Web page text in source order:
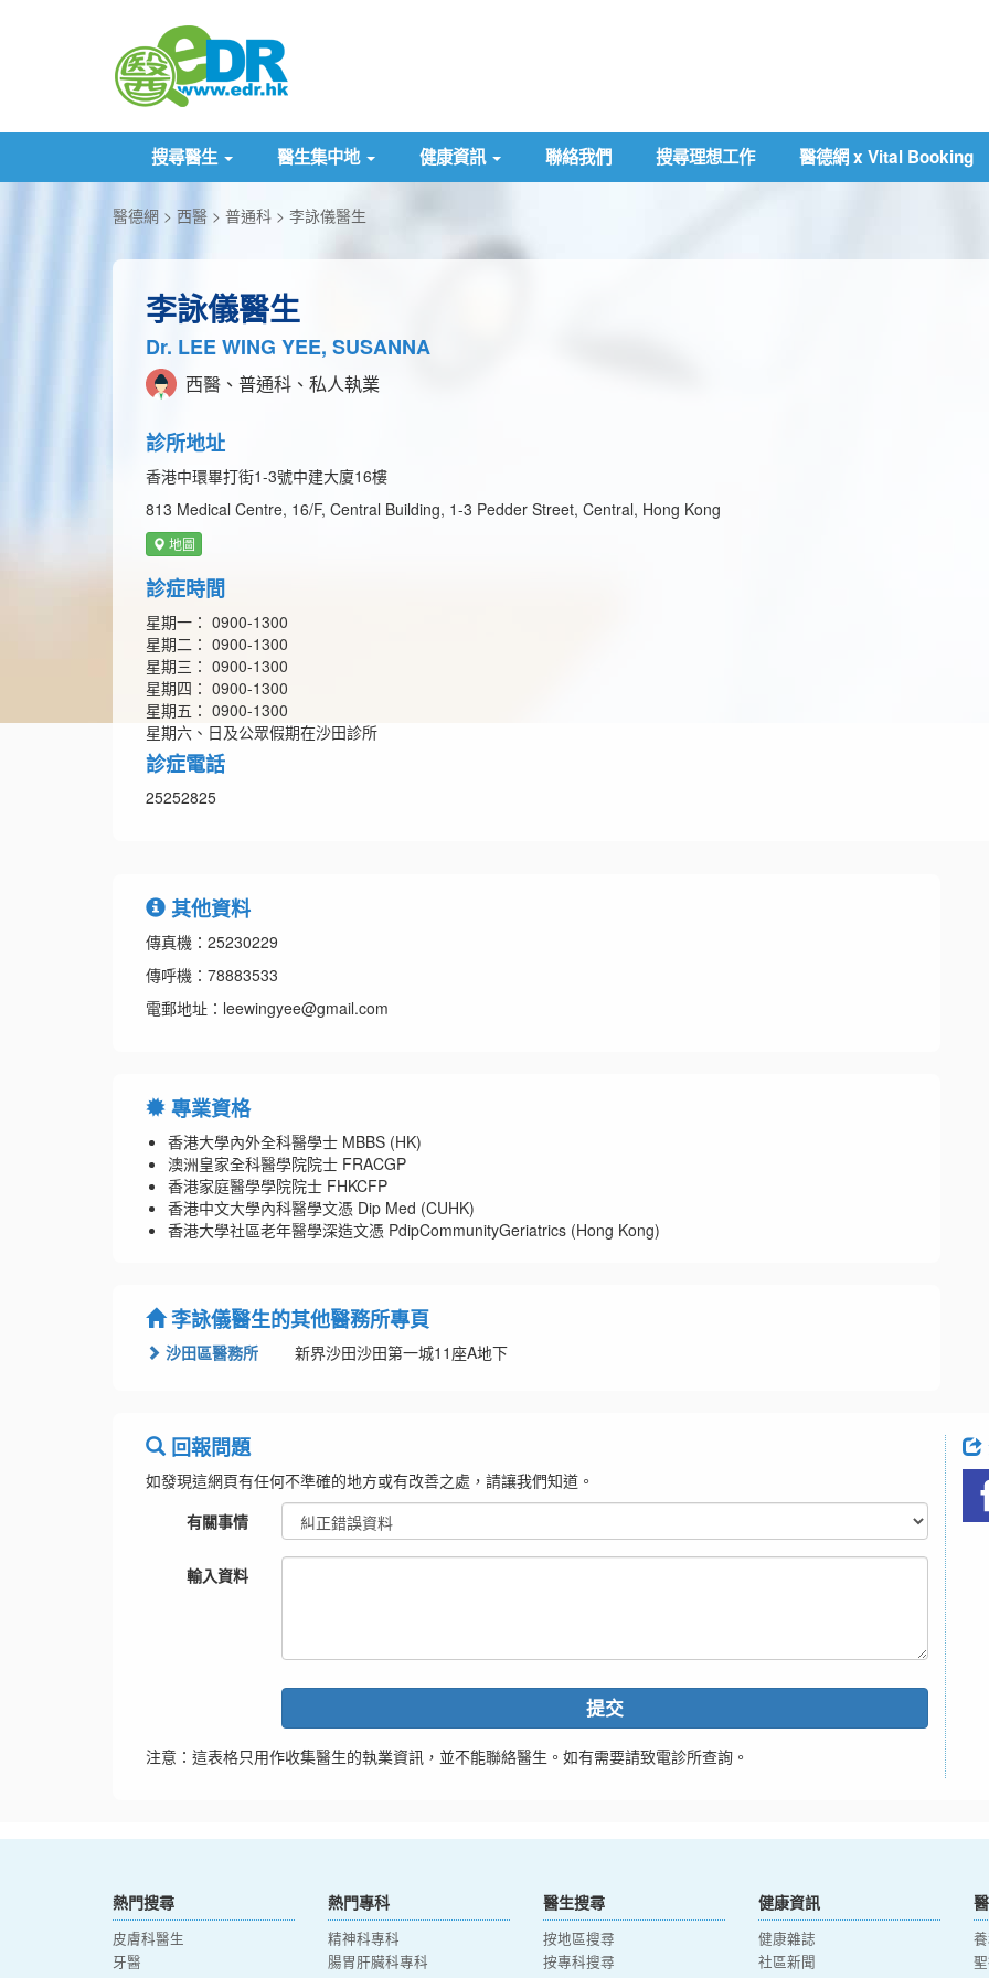
搜尋醫生 醫生集中地 健康資訊 聯絡我們 搜尋理想工作 醫德網 x Vital Booking
醫德網 西醫 普通科 李詠儀醫生
李詠儀醫生
Dr. LEE WING YEE, SUSANNA
西醫、普通科、私人執業
診所地址
香港中環畢打街1-3號中建大廈16樓
813 Medical Centre, 16/F, Central Building, 1-3 Pedder Street, Central, Hong Kong
地圖
診症時間
星期一： 0900-1300
星期二： 0900-1300
星期三： 0900-1300
星期四： 0900-1300
星期五： 0900-1300
星期六、日及公眾假期在沙田診所
診症電話
25252825
其他資料
傳真機：25230229
傳呼機：78883533
電郵地址：leewingyee@gmail.com
專業資格
香港大學內外全科醫學士 MBBS (HK)
澳洲皇家全科醫學院院士 FRACGP
香港家庭醫學學院院士 FHKCFP
香港中文大學內科醫學文憑 Dip Med (CUHK)
香港大學社區老年醫學深造文憑 PdipCommunityGeriatrics (Hong Kong)
李詠儀醫生的其他醫務所專頁
沙田區醫務所 新界沙田沙田第一城11座A地下
回報問題
如發現這網頁有任何不準確的地方或有改善之處，請讓我們知道。
有關事情
輸入資料
提交
注意：這表格只用作收集醫生的執業資訊，並不能聯絡醫生。如有需要請致電診所查詢。
熱門搜尋
皮膚科醫生
牙醫
熱門專科
精神科專科
腸胃肝臟科專科
醫生搜尋
按地區搜尋
按專科搜尋
健康資訊
健康雜誌
社區新聞